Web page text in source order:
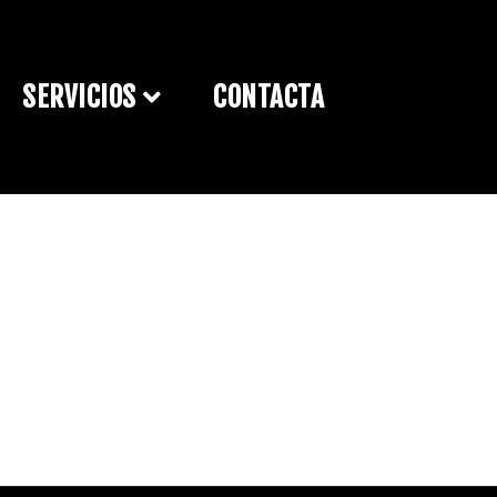
SERVICIOS CONTACTA